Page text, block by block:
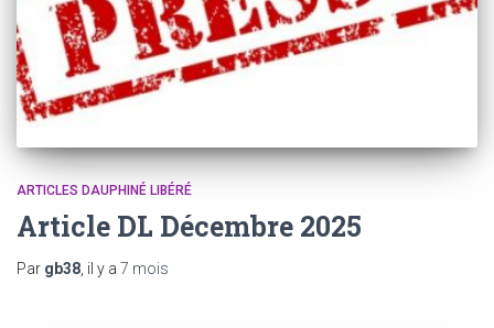
ARTICLES DAUPHINÉ LIBÉRÉ
Article DL Décembre 2025
Par gb38 , il y a 7 mois